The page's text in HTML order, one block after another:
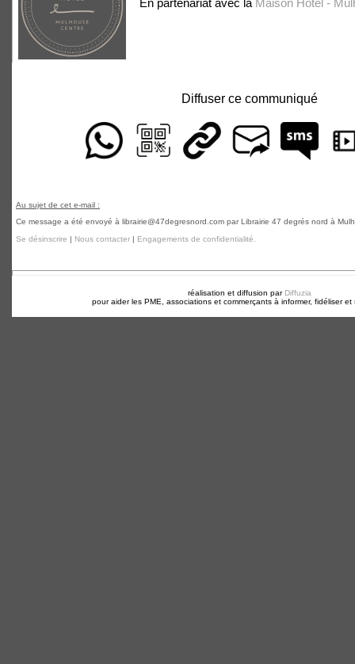
En partenariat avec la Maison Hôtel -
Diffuser ce communiqué
Au sujet de cet e-mail :
Ce message a été envoyé à librairie@47degresnord.com par Librairie 47 degrés nord à
Se désinscrire | Nous contacter | Engagements de confidentialité.
réalisation et diffusion par Diffuzia
pour aider les PME, associations et commerçants à informer, fidéliser et